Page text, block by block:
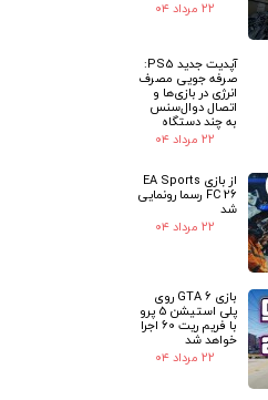
۲۲ مرداد ۰۴
آپدیت جدید PS5:
صرفه جویی مصرف
انرژی در بازی‌ها و
اتصال دوال‌سنس
به چند دستگاه
۲۲ مرداد ۰۴
از بازی EA Sports
FC 26 رسما رونمایی
شد
۲۲ مرداد ۰۴
بازی GTA 6 روی
پلی استیشن 5 پرو
با فریم ریت 60 اجرا
خواهد شد
۲۲ مرداد ۰۴